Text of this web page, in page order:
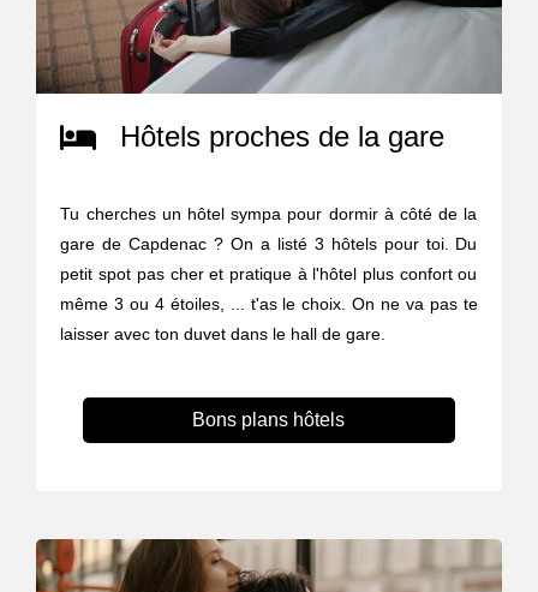
Hôtels proches de la gare
Tu cherches un hôtel sympa pour dormir à côté de la
gare de Capdenac ? On a listé 3 hôtels pour toi. Du
petit spot pas cher et pratique à l'hôtel plus confort ou
même 3 ou 4 étoiles, ... t'as le choix. On ne va pas te
laisser avec ton duvet dans le hall de gare.
Bons plans hôtels